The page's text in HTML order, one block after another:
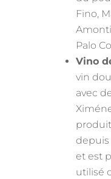
Fino,
Palo
Vino
vin
avec
depuis
et est
utilisé